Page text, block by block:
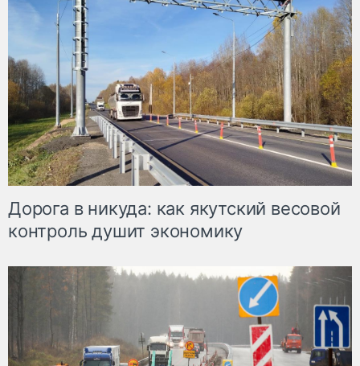
Дорога в никуда: как якутский весовой
контроль душит экономику